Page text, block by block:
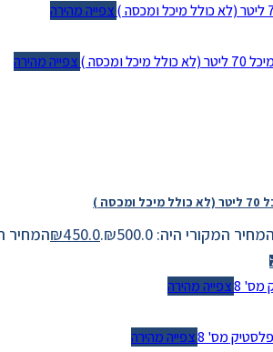
צפייה מהירה
צפייה מהירה
)
המקורי היה: ₪500.0. ₪450.0 המחיר
צפייה מהירה
צפייה מהירה